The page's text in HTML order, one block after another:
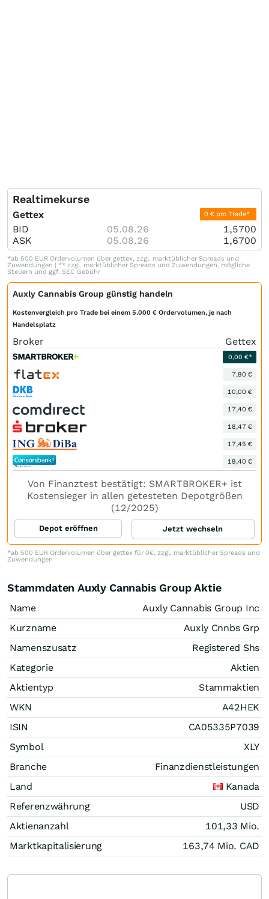
Realtimekurse
Gettex 0 € pro Trade*
BID 05.08.26
1,5700
ASK
05.08.26 1,6700
*ab 500 EUR Ordervolumen über gettex, zzgl. marktüblicher Spreads und
Zuwendungen | ** zzgl. marktüblicher Spreads und Zuwendungen, mögliche
Steuern und ggf. SEC Gebühr
Auxly Cannabis Group günstig handeln
Kostenvergleich pro Trade bei einem 5.000 € Ordervolumen, je nach
Handelsplatz
Broker Gettex
0,00 €*
7,90 €
10,00 €
17,40 €
18,47 €
17,45 €
19,40 €
Von Finanztest bestätigt: SMARTBROKER+ ist
Kostensieger in allen getesteten Depotgrößen
(12/2025)
Depot eröffnen Jetzt wechseln
*ab 500 EUR Ordervolumen über gettex für 0€, zzgl. marktüblicher Spreads und
Zuwendungen
Stammdaten Auxly Cannabis Group Aktie
Name
Auxly Cannabis Group Inc
Kurzname
Auxly Cnnbs Grp
Namenszusatz
Registered Shs
Kategorie
Aktien
Aktientyp
Stammaktien
WKN
A42HEK
ISIN
CA05335P7039
Symbol
XLY
Branche
Finanzdienstleistungen
Land
Kanada
Referenzwährung
USD
Aktienanzahl
101,33 Mio.
Marktkapitalisierung
163,74 Mio. CAD